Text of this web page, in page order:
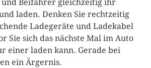
und Beifahrer gleichzeitig ihr
laden. Denken Sie rechtzeitig
Ladegeräte und Ladekabel
Sie sich das nächste Mal im Auto
einer laden kann. Gerade bei
ein Ärgernis.